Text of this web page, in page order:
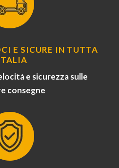
E SICURE IN TUTTA
e sicurezza sulle
consegne